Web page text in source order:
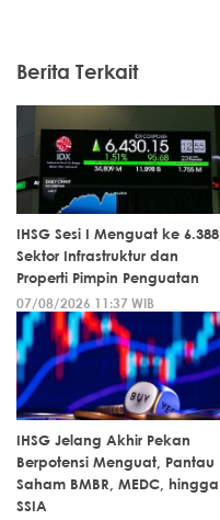
Berita Terkait
IHSG Sesi I Menguat ke 6.388,
Sektor Infrastruktur dan
Properti Pimpin Penguatan
07/08/2026 11:37 WIB
IHSG Jelang Akhir Pekan
Berpotensi Menguat, Pantau
Saham BMBR, MEDC, hingga
SSIA